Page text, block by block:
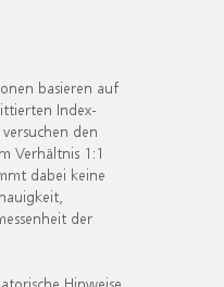
basieren auf
Index-
den
Verhältnis 1:1
dabei keine
der